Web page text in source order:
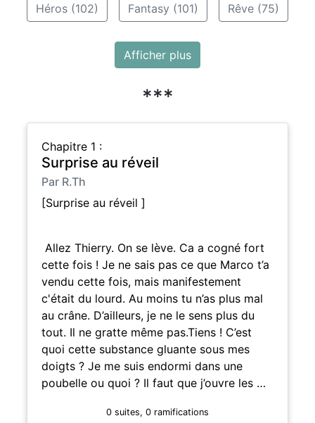
Héros (102) Fantasy (101) Rêve (75)
Afficher plus
***
Chapitre 1 :
Surprise au réveil
Par R.Th
[Surprise au réveil ]
Allez Thierry. On se lève. Ca a cogné fort
cette fois ! Je ne sais pas ce que Marco t’a
vendu cette fois, mais manifestement
c'était du lourd. Au moins tu n’as plus mal
au crâne. D’ailleurs, je ne le sens plus du
tout. Il ne gratte même pas.Tiens ! C’est
quoi cette substance gluante sous mes
doigts ? Je me suis endormi dans une
poubelle ou quoi ? Il faut que j’ouvre les …
0 suites, 0 ramifications